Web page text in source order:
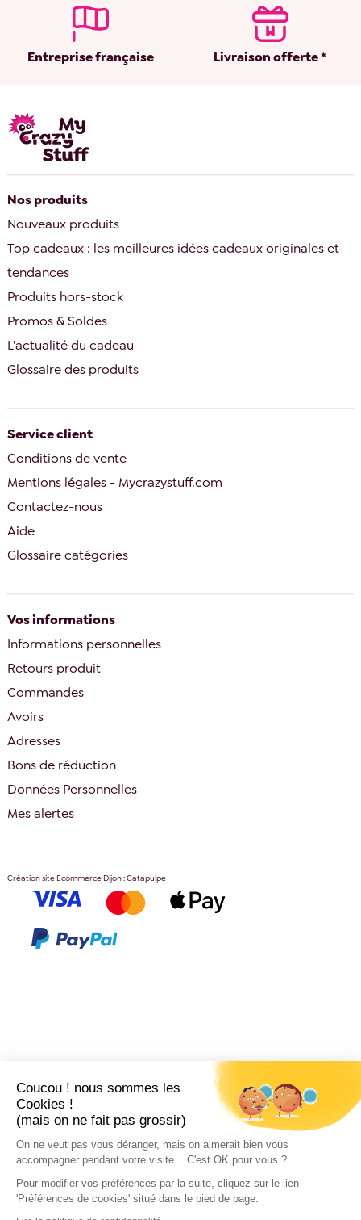
Coucou ! nous sommes les
Cookies !
(mais on ne fait pas grossir)
On ne veut pas vous déranger, mais on aimerait bien vous
accompagner pendant votre visite... C'est OK pour vous ?
Pour modifier vos préférences par la suite, cliquez sur le lien
'Préférences de cookies' situé dans le pied de page.
Entreprise française Livraison offerte *
Nos produits
Nouveaux produits
Top cadeaux : les meilleures idées cadeaux originales et
tendances
Produits hors-stock
Promos & Soldes
L'actualité du cadeau
Glossaire des produits
Service client
Conditions de vente
Mentions légales - Mycrazystuff.com
Contactez-nous
Aide
Glossaire catégories
Vos informations
Informations personnelles
Retours produit
Commandes
Avoirs
Adresses
Bons de réduction
Données Personnelles
Mes alertes
Création site Ecommerce Dijon : Catapulpe